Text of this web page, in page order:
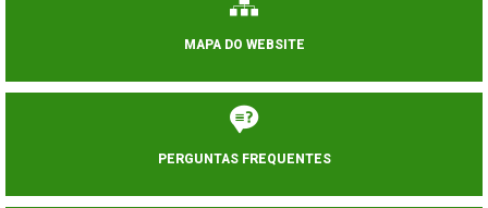
MAPA DO WEBSITE
PERGUNTAS FREQUENTES